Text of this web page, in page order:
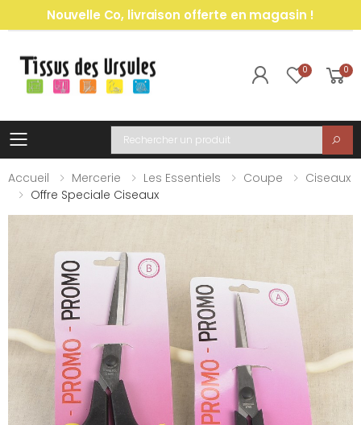
Nouvelle Co, livraison offerte en magasin !
0 0
Toggle mobile menu
Recherche
Accueil
Mercerie Les Essentiels Coupe
Ciseaux
Offre Speciale Ciseaux